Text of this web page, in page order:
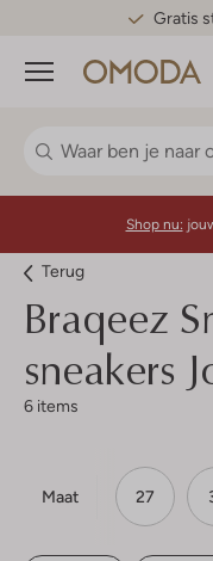
Gratis
Menu
Shop nu:
Terug
Braqeez
sneakers
6 items
Maat 27